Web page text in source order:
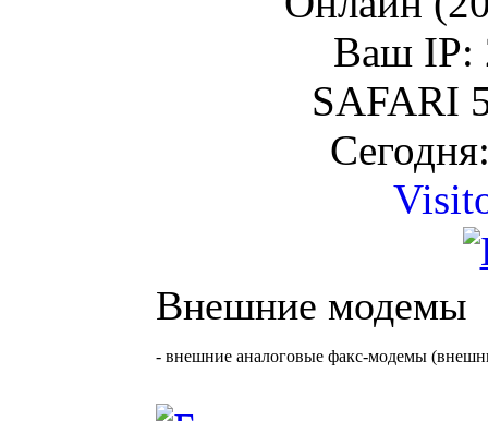
Ваш IP:
SAFARI
Внешние модемы
- внешние аналоговые факс-модемы